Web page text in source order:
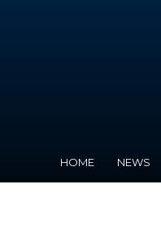
HOME NEWS